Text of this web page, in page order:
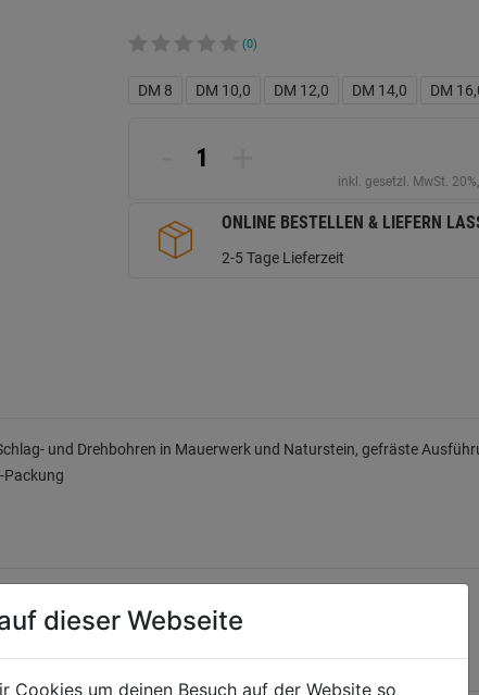
(0)
DM 8 DM 10,0 DM 12,0 DM 14,0 DM
inkl. gesetzl. MwSt.
ONLINE BESTELLEN & LIEFERN
2-5 Tage Lieferzeit
und Drehbohren in Mauerwerk und Naturstein, gefräste
Packung
DIESER KATEGORIE
dieser Webseite
Cookies um deinen Besuch auf der Website so